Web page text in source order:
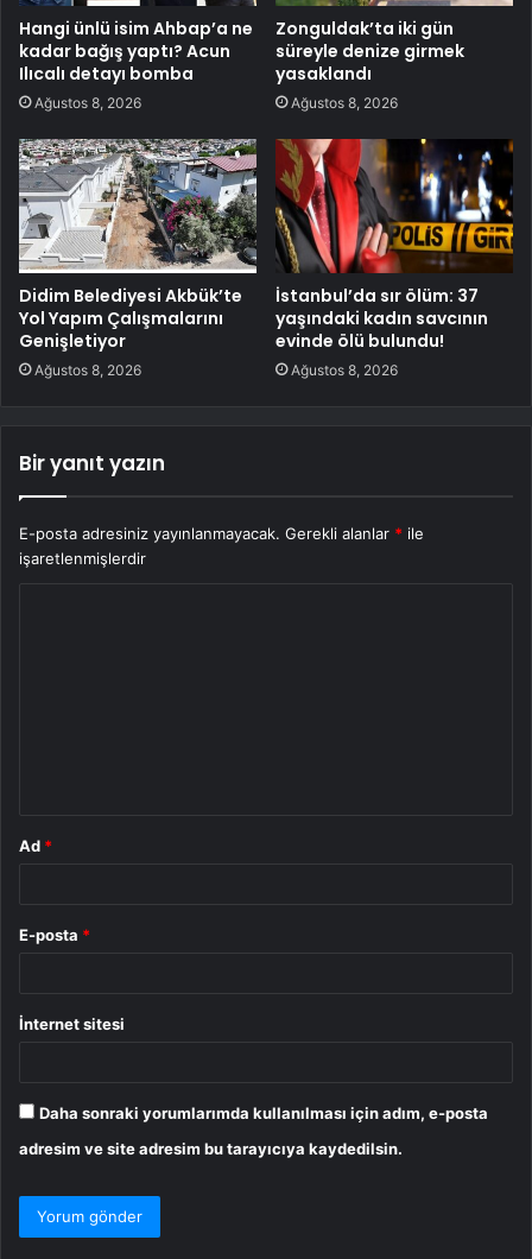
Hangi ünlü isim Ahbap’a ne
kadar bağış yaptı? Acun
Ilıcalı detayı bomba
Ağustos 8, 2026
Zonguldak’ta iki gün
süreyle denize girmek
yasaklandı
Ağustos 8, 2026
Didim Belediyesi Akbük’te
Yol Yapım Çalışmalarını
Genişletiyor
Ağustos 8, 2026
İstanbul’da sır ölüm: 37
yaşındaki kadın savcının
evinde ölü bulundu!
Ağustos 8, 2026
Bir yanıt yazın
E-posta adresiniz yayınlanmayacak. Gerekli alanlar * ile
işaretlenmişlerdir
Ad *
E-posta *
İnternet sitesi
Daha sonraki yorumlarımda kullanılması için adım, e-posta
adresim ve site adresim bu tarayıcıya kaydedilsin.